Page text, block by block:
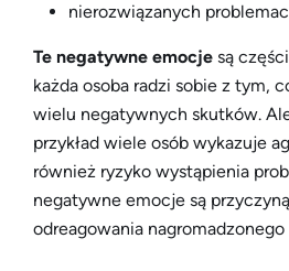
nierozwiązanych
Te negatywne emocje są
każda osoba radzi sobie z tym,
wielu negatywnych skutków.
przykład wiele osób wykazuje
również ryzyko wystąpienia
negatywne emocje są
odreagowania nagromadzonego